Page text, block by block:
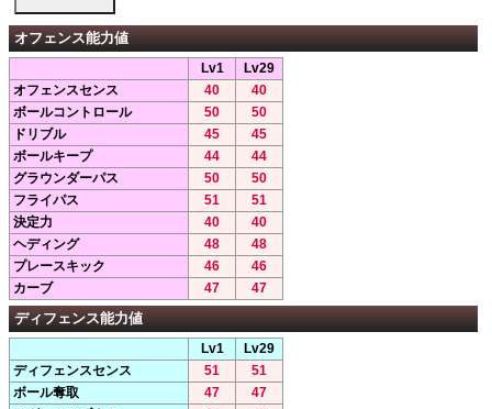
オフェンス能力値
Lv1
Lv29
オフェンスセンス
40
40
ボールコントロール
50
50
ドリブル
45
45
ボールキープ
44
44
グラウンダーパス
50
50
フライパス
51
51
決定力
40
40
ヘディング
48
48
プレースキック
46
46
カーブ
47 47
ディフェンス能力値
Lv1
Lv29
ディフェンスセンス
51
51
ボール奪取
47
47